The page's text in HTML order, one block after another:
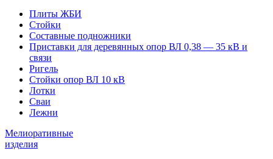
Плиты ЖБИ
Стойки
Составные подножники
Приставки для деревянных опор ВЛ 0,38 — 35 кВ и
связи
Ригель
Стойки опор ВЛ 10 кВ
Лотки
Сваи
Лежни
Мелиоративные
изделия